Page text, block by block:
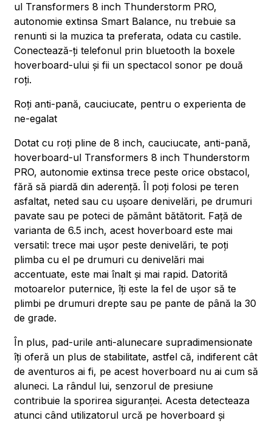
ul Transformers 8 inch Thunderstorm PRO,
autonomie extinsa Smart Balance, nu trebuie sa
renunti si la muzica ta preferata, odata cu castile.
Conectează-ți telefonul prin bluetooth la boxele
hoverboard-ului și fii un spectacol sonor pe două
roți.
Roți anti-pană, cauciucate, pentru o experienta de
ne-egalat
Dotat cu roți pline de 8 inch, cauciucate, anti-pană,
hoverboard-ul Transformers 8 inch Thunderstorm
PRO, autonomie extinsa trece peste orice obstacol,
fără să piardă din aderență. Îl poți folosi pe teren
asfaltat, neted sau cu ușoare denivelări, pe drumuri
pavate sau pe poteci de pământ bătătorit. Față de
varianta de 6.5 inch, acest hoverboard este mai
versatil: trece mai ușor peste denivelări, te poți
plimba cu el pe drumuri cu denivelări mai
accentuate, este mai înalt și mai rapid. Datorită
motoarelor puternice, îți este la fel de ușor să te
plimbi pe drumuri drepte sau pe pante de până la 30
de grade.
În plus, pad-urile anti-alunecare supradimensionate
îți oferă un plus de stabilitate, astfel că, indiferent cât
de aventuros ai fi, pe acest hoverboard nu ai cum să
aluneci. La rândul lui, senzorul de presiune
contribuie la sporirea siguranței. Acesta detecteaza
atunci când utilizatorul urcă pe hoverboard și